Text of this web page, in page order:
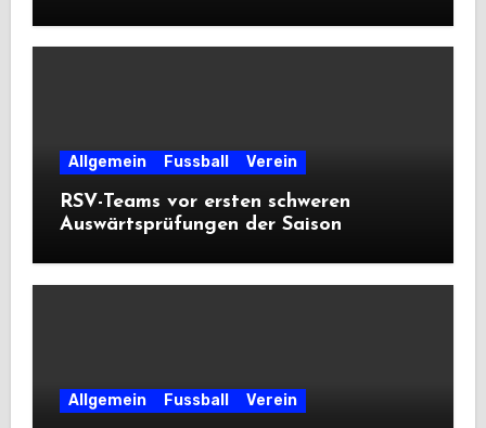
Allgemein Fussball Verein
RSV-Teams vor ersten schweren
Auswärtsprüfungen der Saison
Allgemein Fussball Verein